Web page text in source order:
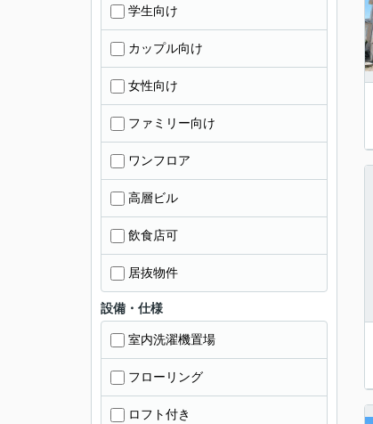
学生向け
カップル向け
女性向け
ファミリー向け
ワンフロア
高層ビル
飲食店可
居抜物件
設備・仕様
室内洗濯機置場
フローリング
ロフト付き